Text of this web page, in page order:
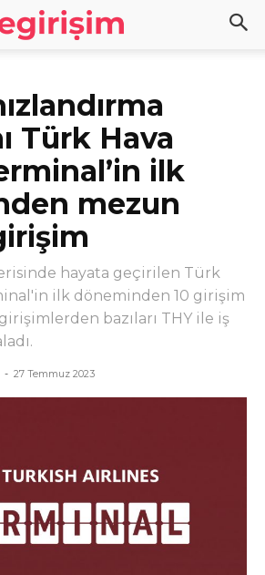
Türk Hava
ilk
mezun
hayata geçirilen Türk
ilk döneminden 10 girişim
bazıları THY ile iş
- 27 Temmuz 2023